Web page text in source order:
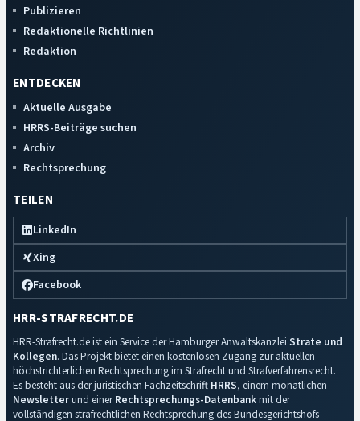
Publizieren
Redaktionelle Richtlinien
Redaktion
ENTDECKEN
Aktuelle Ausgabe
HRRS-Beiträge suchen
Archiv
Rechtsprechung
TEILEN
LinkedIn
Xing
Facebook
HRR-STRAFRECHT.DE
HRR-Strafrecht.de ist ein Service der Hamburger Anwaltskanzlei Strate und
Kollegen. Das Projekt bietet einen kostenlosen Zugang zur aktuellen
höchstrichterlichen Rechtsprechung im Strafrecht und Strafverfahrensrecht.
Es besteht aus der juristischen Fachzeitschrift HRRS, einem monatlichen
Newsletterund einerRechtsprechungs-Datenbankmit der
vollständigen strafrechtlichen Rechtsprechung des Bundesgerichtshofs